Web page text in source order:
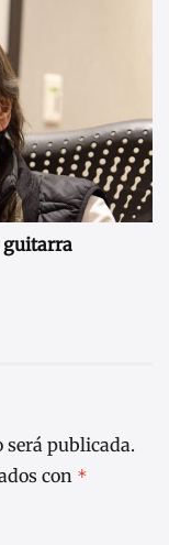
guitarra
será publicada.
con *